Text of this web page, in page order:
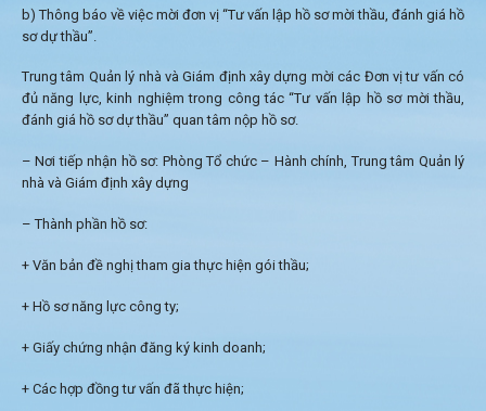
b) Thông báo về việc mời đơn vị “Tư vấn lập hồ sơ mời thầu, đánh giá hồ
sơ dự thầu”.
Trung tâm Quản lý nhà và Giám định xây dựng mời các Đơn vị tư vấn có
đủ năng lực, kinh nghiệm trong công tác “Tư vấn lập hồ sơ mời thầu,
đánh giá hồ sơ dự thầu” quan tâm nộp hồ sơ.
– Nơi tiếp nhận hồ sơ: Phòng Tổ chức – Hành chính, Trung tâm Quản lý
nhà và Giám định xây dựng
– Thành phần hồ sơ:
+ Văn bản đề nghị tham gia thực hiện gói thầu;
+ Hồ sơ năng lực công ty;
+ Giấy chứng nhận đăng ký kinh doanh;
+ Các hợp đồng tư vấn đã thực hiện;